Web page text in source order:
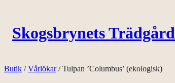
tillSkogsbrynets Trädgård
Butik /Vårlökar/ Tulpan ’Columbus’ (ekologisk)